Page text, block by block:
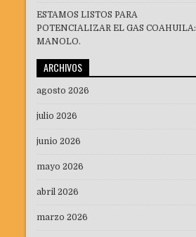
ESTAMOS LISTOS PARA
POTENCIALIZAR EL GAS COAHUILA:
MANOLO.
ARCHIVOS
agosto 2026
julio 2026
junio 2026
mayo 2026
abril 2026
marzo 2026